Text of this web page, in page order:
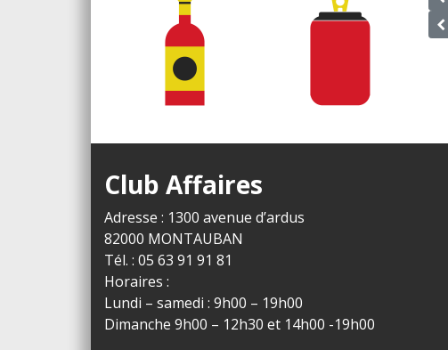
Club Affaires
Adresse : 1300 avenue d’ardus
82000 MONTAUBAN
Tél. : 05 63 91 91 81
Horaires :
Lundi – samedi : 9h00 – 19h00
Dimanche 9h00 – 12h30 et 14h00 -19h00